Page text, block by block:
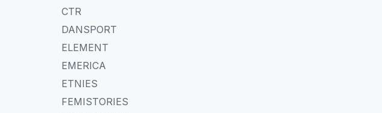
CTR
DANSPORT
ELEMENT
EMERICA
ETNIES
FEMISTORIES